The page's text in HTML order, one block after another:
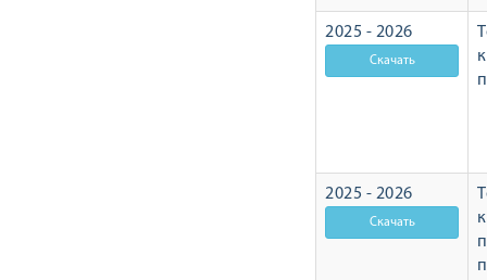
2025 - 2026
2025 - 2026